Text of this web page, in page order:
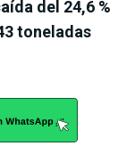
del 24,6 %
toneladas